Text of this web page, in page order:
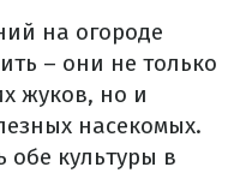
на огороде
– они не только
жуков, но и
насекомых.
обе культуры в